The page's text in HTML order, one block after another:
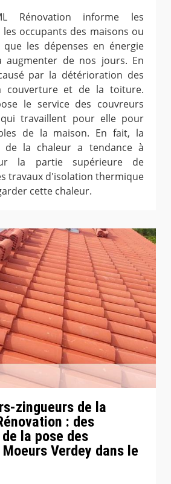
Rénovation informe les
occupants des maisons ou
que les dépenses en énergie
augmenter de nos jours. En
par la détérioration des
couverture et de la toiture.
le service des couvreurs
qui travaillent pour elle pour
de la maison. En fait, la
de la chaleur a tendance à
la partie supérieure de
travaux d'isolation thermique
cette chaleur.
zingueurs de la
: des
la pose des
Verdey dans le